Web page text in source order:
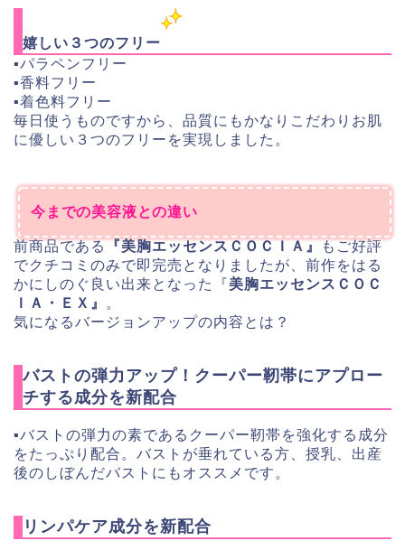
嬉しい３つのフリー
▪︎パラペンフリー
▪︎香料フリー
▪︎着色料フリー
毎日使うものですから、品質にもかなりこだわりお肌
に優しい３つのフリーを実現しました。
今までの美容液との違い
前商品である 『美胸エッセンスＣＯＣＩＡ』
もご好評
でクチコミのみで即完売となりましたが、前作をはる
かにしのぐ良い出来となった『美胸エッセンスＣＯＣ
ＩＡ・ＥＸ』
。
気になるバージョンアップの内容とは？
バストの弾力アップ！クーパー靭帯にアプロー
チする成分を新配合
▪︎バストの弾力の素であるクーパー靭帯を強化する成分
をたっぷり配合。バストが垂れている方、授乳、出産
後のしぼんだバストにもオススメです。
リンパケア成分を新配合